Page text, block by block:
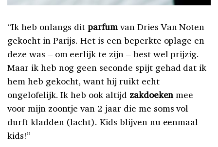
“Ik heb onlangs ditparfumvan Dries Van Noten
gekocht in Parijs. Het is een beperkte oplage en
deze was – om eerlijk te zijn – best wel prijzig.
Maar ik heb nog geen seconde spijt gehad dat ik
hem heb gekocht, want hij ruikt echt
ongelofelijk. Ik heb ook altijd zakdoeken mee
voor mijn zoontje van 2 jaar die me soms vol
durft kladden (lacht). Kids blijven nu eenmaal
kids!”